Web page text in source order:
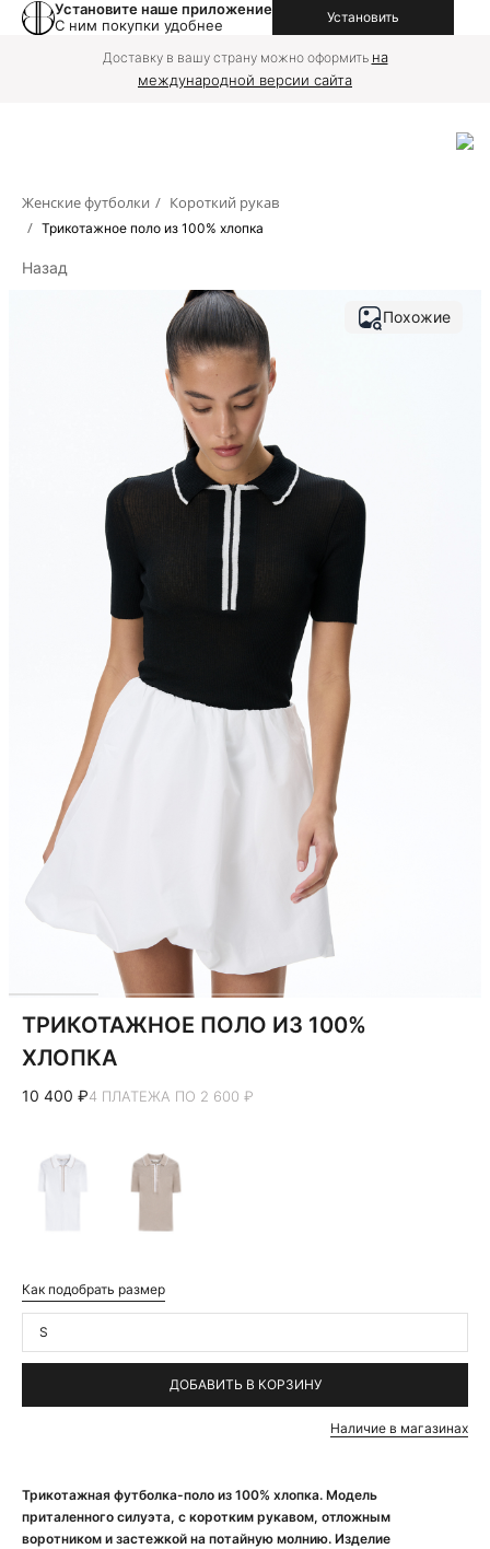
Установите наше приложение
С ним покупки удобнее
Установить
Доставку в вашу страну можно оформить на
международной версии сайта
Женские футболки / Короткий рукав
/ Трикотажное поло из 100% хлопка
Назад
Трикотажная футболка-поло из 100% хлопка. Модель
приталенного силуэта, с коротким рукавом, отложным
воротником и застежкой на потайную молнию. Изделие
Похожие
ТРИКОТАЖНОЕ ПОЛО ИЗ 100%
ХЛОПКА
10 400 ₽4 ПЛАТЕЖА ПО 2 600 ₽
Как подобрать размер
S
ДОБАВИТЬ В КОРЗИНУ
Наличие в магазинах